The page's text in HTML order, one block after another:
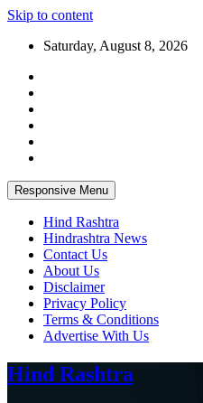
Skip to content
Saturday, August 8, 2026
Responsive Menu
Hind Rashtra
Hindrashtra News
Contact Us
About Us
Disclaimer
Privacy Policy
Terms & Conditions
Advertise With Us
Hind Rashtra